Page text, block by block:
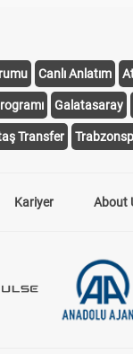
Canlı Anlatım
Galatasaray
Transfer
Kariyer About